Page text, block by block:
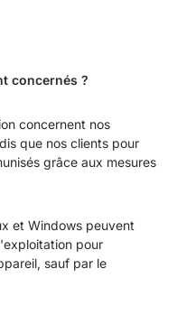
concernés ?
concernent nos
que nos clients pour
grâce aux mesures
et Windows peuvent
pour
sauf par le